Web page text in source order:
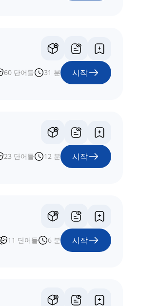
60 단어들 31 분 시작
23 단어들 12 분 시작
11 단어들 6 분 시작